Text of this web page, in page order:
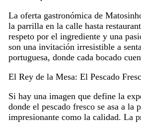
La oferta gastronómica de
la parrilla en la calle hasta
respeto por el ingrediente y una
son una invitación irresistible a
portuguesa, donde cada bocado
El Rey de la Mesa: El Pescado
Si hay una imagen que define la
donde el pescado fresco se asa a
impresionante como la calidad. La